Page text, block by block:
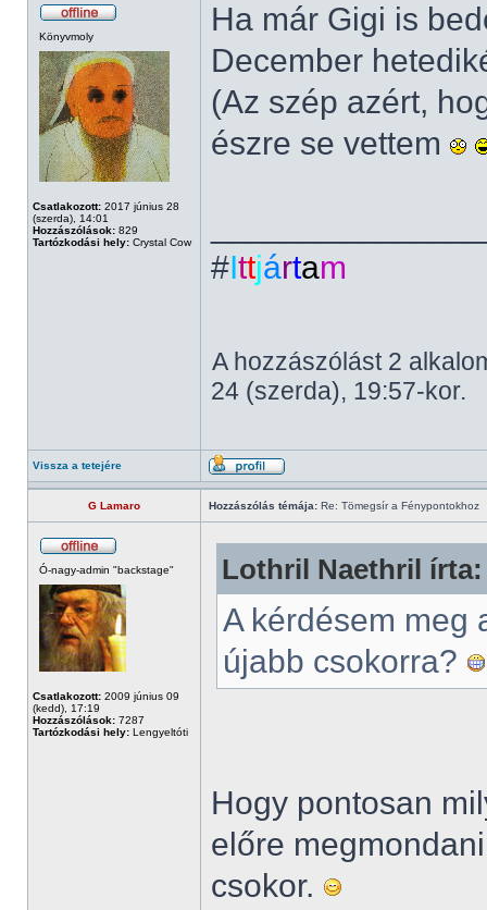
Könyvmoly
Csatlakozott: 2017 június 28
(szerda), 14:01
Hozzászólások: 829
Tartózkodási hely: Crystal Cow
Ha már Gigi is
December
(Az szép azért,
észre se vettem
#Ittjártam
A hozzászólást 2
24 (szerda), 19:57-kor.
Vissza a tetejére
G Lamaro Hozzászólás témája: Re: Tömegsír a Fénypontokhoz
Ó-nagy-admin "backstage"
Csatlakozott: 2009 június 09
(kedd), 17:19
Hozzászólások: 7287
Tartózkodási hely: Lengyeltóti
Lothril Naethril írta:
A kérdésem meg
újabb csokorra?
Hogy pontosan
előre
csokor.